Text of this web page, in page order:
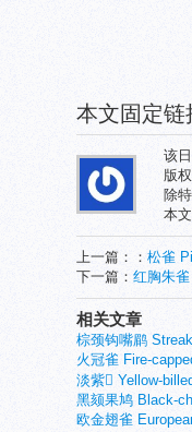
本文固定链
该
版
除
本
上一篇：： 松雀
下一篇： 红胸朱
相关文章
棕颈钩嘴鹛
火冠雀 Fire-
淡紫 Yellow-
黑颏果鸠 Black-
欧金翅雀